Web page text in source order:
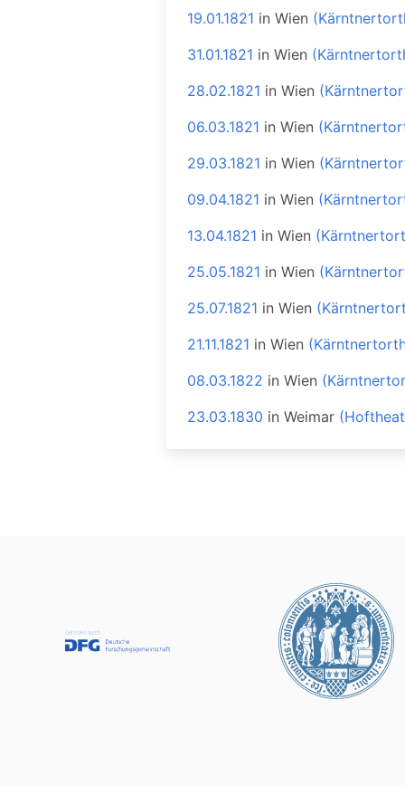
19.01.1821 inWien
31.01.1821 inWien
28.02.1821 inWien
06.03.1821 inWien
29.03.1821 inWien
09.04.1821 inWien
13.04.1821 inWien
25.05.1821 inWien
25.07.1821 inWien
21.11.1821 inWien
08.03.1822 inWien
23.03.1830 inWeimar